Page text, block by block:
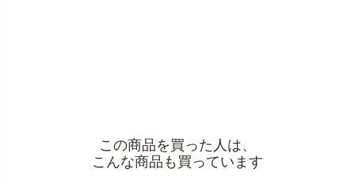
この商品を買った人は、
こんな商品も買っています